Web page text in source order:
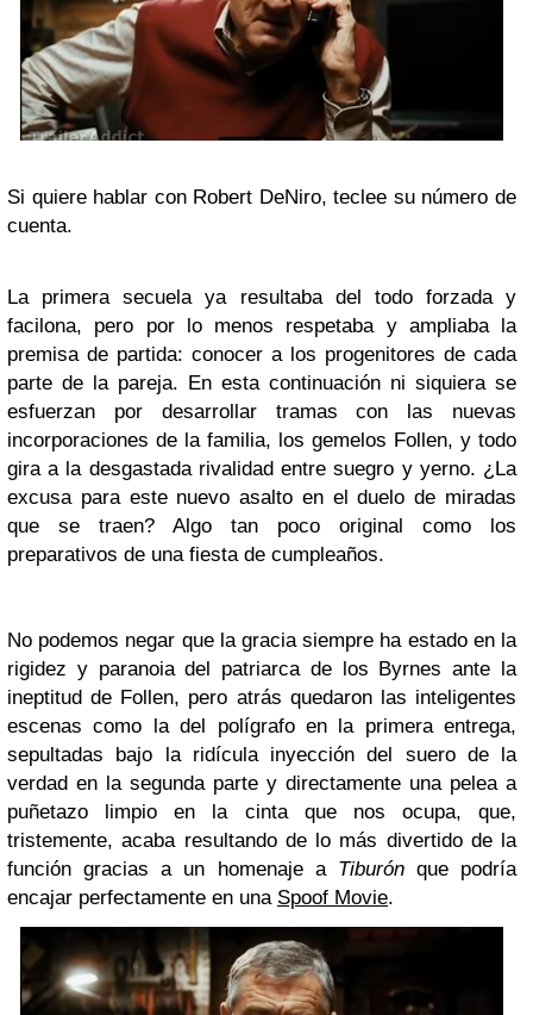
Si quiere hablar con Robert DeNiro, teclee su número de
cuenta.
La primera secuela ya resultaba del todo forzada y
facilona, pero por lo menos respetaba y ampliaba la
premisa de partida: conocer a los progenitores de cada
parte de la pareja. En esta continuación ni siquiera se
esfuerzan por desarrollar tramas con las nuevas
incorporaciones de la familia, los gemelos Follen, y todo
gira a la desgastada rivalidad entre suegro y yerno. ¿La
excusa para este nuevo asalto en el duelo de miradas
que se traen? Algo tan poco original como los
preparativos de una fiesta de cumpleaños.
No podemos negar que la gracia siempre ha estado en la
rigidez y paranoia del patriarca de los Byrnes ante la
ineptitud de Follen, pero atrás quedaron las inteligentes
escenas como la del polígrafo en la primera entrega,
sepultadas bajo la ridícula inyección del suero de la
verdad en la segunda parte y directamente una pelea a
puñetazo limpio en la cinta que nos ocupa, que,
tristemente, acaba resultando de lo más divertido de la
función gracias a un homenaje a Tiburónque podría
encajar perfectamente en una Spoof Movie.